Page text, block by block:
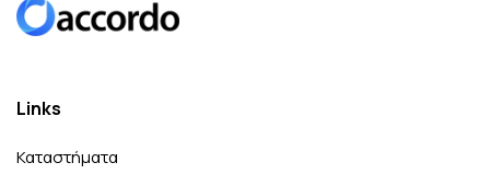
Links
Καταστήματα